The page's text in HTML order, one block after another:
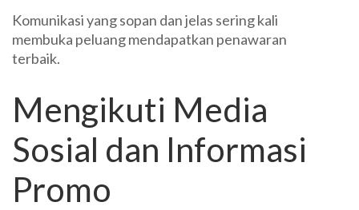
Komunikasi yang sopan dan jelas sering kali
membuka peluang mendapatkan penawaran
terbaik.
Mengikuti Media
Sosial dan Informasi
Promo